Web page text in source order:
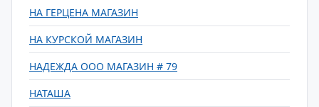
НА ГЕРЦЕНА МАГАЗИН
НА КУРСКОЙ МАГАЗИН
НАДЕЖДА ООО МАГАЗИН # 79
НАТАША